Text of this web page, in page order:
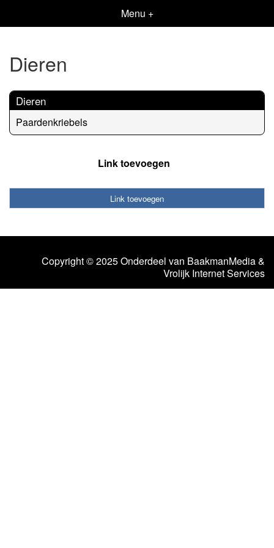
Menu +
Dieren
Dieren
Paardenkriebels
Link toevoegen
Link toevoegen
Copyright © 2025 Onderdeel van BaakmanMedia&
Vrolijk Internet Services